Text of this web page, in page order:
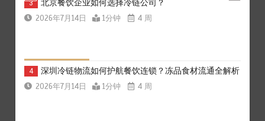
3 北京餐饮企业如何选择冷链公司？
2026年7月14日 1分钟 4 周
4 深圳冷链物流如何护航餐饮连锁？冻品食材流通全解析
2026年7月14日 1分钟 4 周